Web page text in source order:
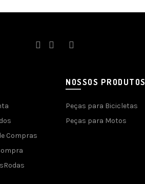
Compras
NOSSOS PRODUTOS
Peças para Bicicletas
Peças para Motos